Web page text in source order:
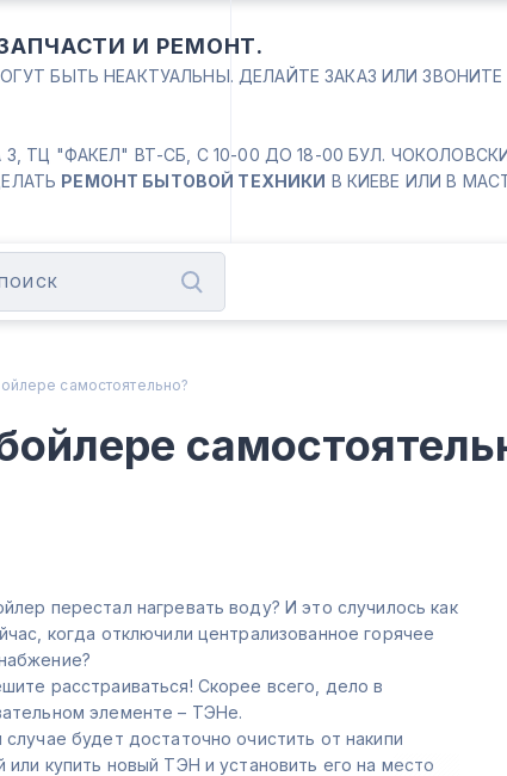
И РЕМОНТ.
БЫТЬ НЕАКТУАЛЬНЫ. ДЕЛАЙТЕ ЗАКАЗ ИЛИ
"ФАКЕЛ" ВТ-СБ, С 10-00 ДО 18-00 БУЛ.
РЕМОНТ БЫТОВОЙ ТЕХНИКИ В КИЕВЕ ИЛИ В
самостоятельно?
перестал нагревать воду? И это случилось как
когда отключили централизованное горячее
расстраиваться! Скорее всего, дело в
элементе – ТЭНе.
будет достаточно очистить от накипи
или купить новый ТЭН и установить его на место